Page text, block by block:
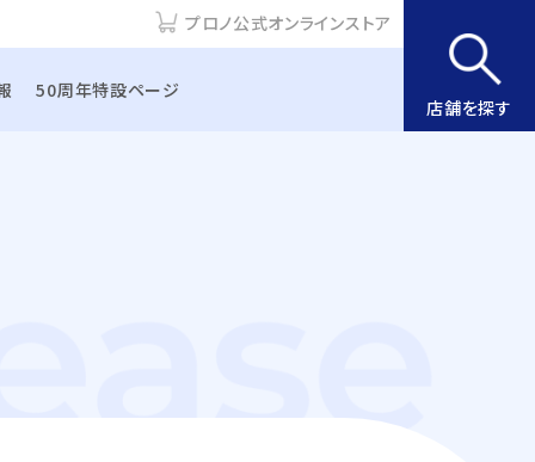
プロノ公式オンラインストア
50周年特設ページ
店舗を探す